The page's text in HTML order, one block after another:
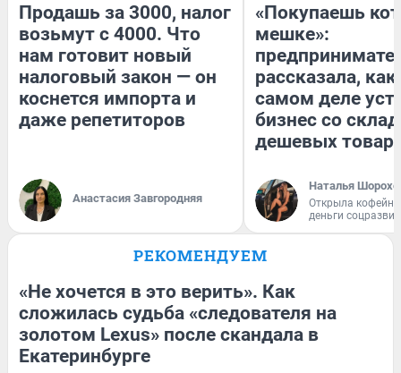
Продашь за 3000, налог
возьмут с 4000. Что
нам готовит новый
налоговый закон — он
коснется импорта и
даже репетиторов
Анастасия Завгородняя
«Покупаешь
мешке»:
рассказала, как
самом деле
бизнес со
дешевых
Наталья
Открыла
деньги
РЕКОМЕНДУЕМ
«Не хочется в это верить». Как
сложилась судьба «следователя на
золотом Lexus» после скандала в
Екатеринбурге